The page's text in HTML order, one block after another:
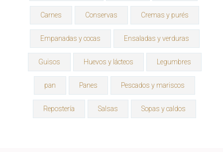
Carnes Conservas Cremas y purés
Empanadas y cocas Ensaladas y verduras
Guisos Huevos y lácteos Legumbres
pan Panes Pescados y mariscos
Repostería Salsas Sopas y caldos